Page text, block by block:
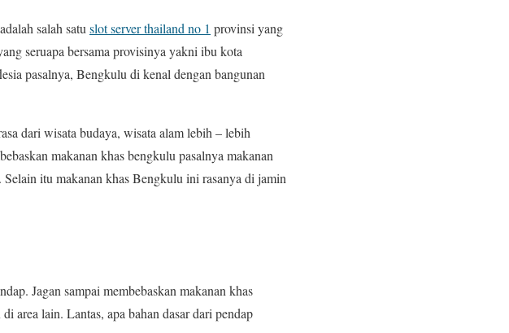
salah satu slot server thailand no 1 provinsi yang
seruapa bersama provisinya yakni ibu kota
pasalnya, Bengkulu di kenal dengan bangunan
dari wisata budaya, wisata alam lebih – lebih
makanan khas bengkulu pasalnya makanan
itu makanan khas Bengkulu ini rasanya di jamin
Jagan sampai membebaskan makanan khas
area lain. Lantas, apa bahan dasar dari pendap